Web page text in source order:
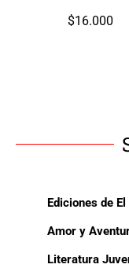
$16.000
Ediciones de
Amor y
Literatura